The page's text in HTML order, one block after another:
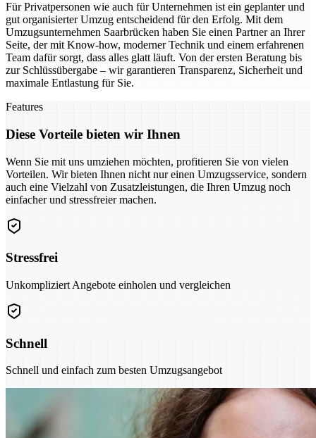
Für Privatpersonen wie auch für Unternehmen ist ein geplanter und
gut organisierter Umzug entscheidend für den Erfolg. Mit dem
Umzugsunternehmen Saarbrücken haben Sie einen Partner an Ihrer
Seite, der mit Know-how, moderner Technik und einem erfahrenen
Team dafür sorgt, dass alles glatt läuft. Von der ersten Beratung bis
zur Schlüssübergabe – wir garantieren Transparenz, Sicherheit und
maximale Entlastung für Sie.
Features
Diese Vorteile bieten wir Ihnen
Wenn Sie mit uns umziehen möchten, profitieren Sie von vielen
Vorteilen. Wir bieten Ihnen nicht nur einen Umzugsservice, sondern
auch eine Vielzahl von Zusatzleistungen, die Ihren Umzug noch
einfacher und stressfreier machen.
Stressfrei
Unkompliziert Angebote einholen und vergleichen
Schnell
Schnell und einfach zum besten Umzugsangebot